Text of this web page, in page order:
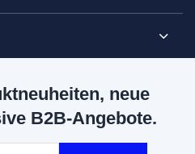
neue
B2B-Angebote.